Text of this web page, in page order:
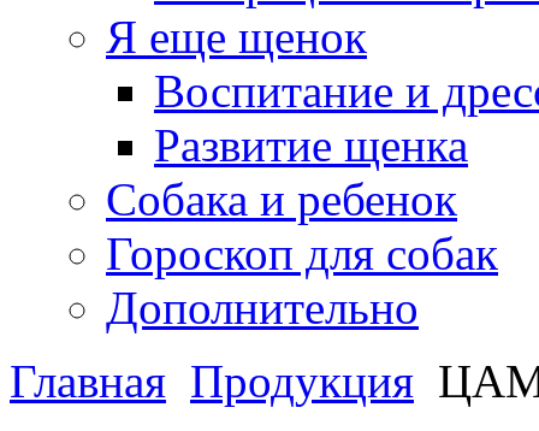
Я еще щенок
Воспитание и
Развитие щенка
Собака и ребенок
Гороскоп для собак
Дополнительно
Главная Продукция